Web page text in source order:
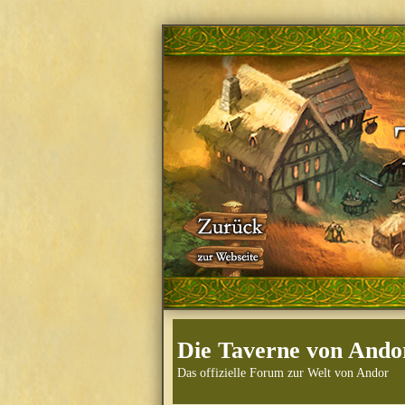
Die Taverne von
Das offizielle Forum zur Welt von Andor